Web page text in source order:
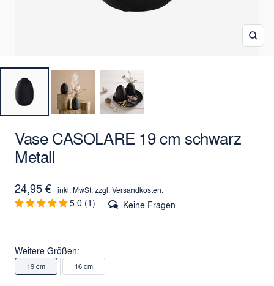
Vase CASOLARE 19 cm schwarz
Metall
Angebotspreis
24,95 € inkl. MwSt. zzgl. Versandkosten.
5.0 (1) Keine Fragen
Weitere Größen:
19 cm 16 cm